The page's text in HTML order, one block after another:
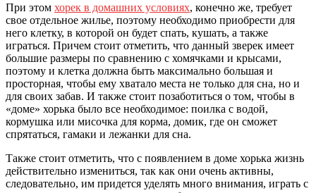
При этом хорек в домашних условиях, конечно же, требует
свое отдельное жилье, поэтому необходимо приобрести для
него клетку, в которой он будет спать, кушать, а также
играться. Причем стоит отметить, что данный зверек имеет
большие размеры по сравнению с хомячками и крысами,
поэтому и клетка должна быть максимально большая и
просторная, чтобы ему хватало места не только для сна, но и
для своих забав. И также стоит позаботиться о том, чтобы в
«доме» хорька было все необходимое: поилка с водой,
кормушка или мисочка для корма, домик, где он сможет
спрятаться, гамаки и лежанки для сна.
Также стоит отметить, что с появлением в доме хорька жизнь
действительно измениться, так как они очень активны,
следовательно, им придется уделять много внимания, играть с